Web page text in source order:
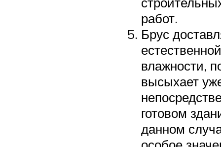
работ.
Брус
естественной
влажности,
высыхает
готовом
данном